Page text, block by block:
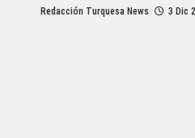
Redacción Turquesa News 3 Dic